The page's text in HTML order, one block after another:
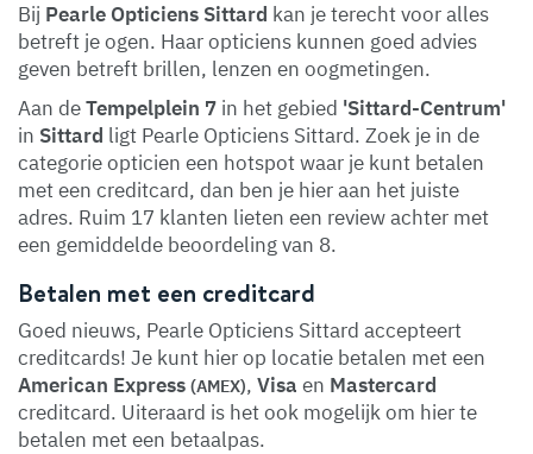
Bij Pearle Opticiens Sittard kan je terecht voor alles
betreft je ogen. Haar opticiens kunnen goed advies
geven betreft brillen, lenzen en oogmetingen.
Aan deTempelplein 7 in het gebied 'Sittard-Centrum'
in Sittard ligt Pearle Opticiens Sittard. Zoek je in de
categorie opticien een hotspot waar je kunt betalen
met een creditcard, dan ben je hier aan het juiste
adres. Ruim 17 klanten lieten een review achter met
een gemiddelde beoordeling van 8.
Betalen met een creditcard
Goed nieuws, Pearle Opticiens Sittard accepteert
creditcards! Je kunt hier op locatie betalen met een
American Express (AMEX), Visa en Mastercard
creditcard. Uiteraard is het ook mogelijk om hier te
betalen met een betaalpas.